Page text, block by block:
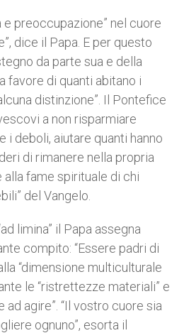
e preoccupazione” nel cuore
dice il Papa. E per questo
da parte sua e della
favore di quanti abitano i
distinzione”. Il Pontefice
a non risparmiare
i deboli, aiutare quanti hanno
di rimanere nella propria
fame spirituale di chi
del Vangelo.
limina” il Papa assegna
compito: “Essere padri di
“dimensione multiculturale
le “ristrettezze materiali” e
ad agire”. “Il vostro cuore sia
ognuno”, esorta il